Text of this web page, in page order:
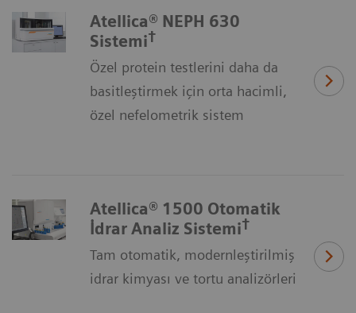
Atellica® NEPH 630
Sistemi†
Özel protein testlerini daha da
basitleştirmek için orta hacimli,
özel nefelometrik sistem
Atellica® 1500 Otomatik
İdrar Analiz Sistemi†
Tam otomatik, modernleştirilmiş
idrar kimyası ve tortu analizörleri